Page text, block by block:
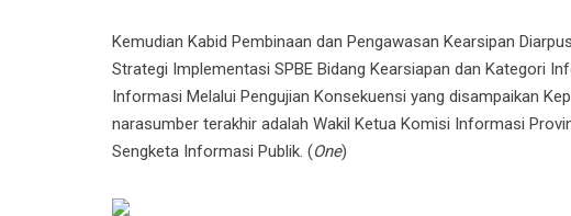
Kemudian Kabid Pembinaan dan Pengawasan Kearsipan
Strategi Implementasi SPBE Bidang Kearsiapan dan Kategori
Informasi Melalui Pengujian Konsekuensi yang disampaikan
narasumber terakhir adalah Wakil Ketua Komisi Informasi
Sengketa Informasi Publik. (One)